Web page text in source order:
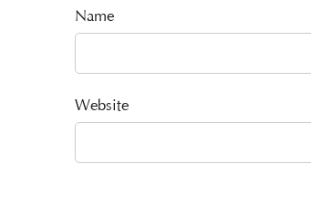
Name
Website